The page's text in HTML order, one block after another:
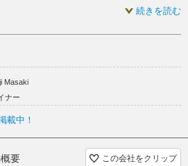
りながら空間を組み立てました、
一緒に進化するshopになったと思いま
続きを読む
Masaki
ナー
載中！
要 この会社をクリップ